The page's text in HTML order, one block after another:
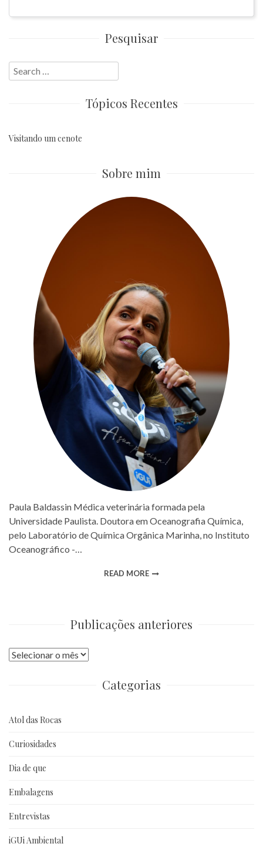
Pesquisar
Search
for:
Tópicos Recentes
Visitando um cenote
Sobre mim
Paula Baldassin Médica veterinária formada pela
Universidade Paulista. Doutora em Oceanografia Química,
pelo Laboratório de Química Orgânica Marinha, no Instituto
Oceanográfico -…
READ MORE
Publicações anteriores
Publicações
Categorias
Atol das Rocas
Curiosidades
Dia de que
Embalagens
Entrevistas
iGUi Ambiental